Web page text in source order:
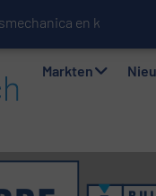
en
doserings- en
Markten